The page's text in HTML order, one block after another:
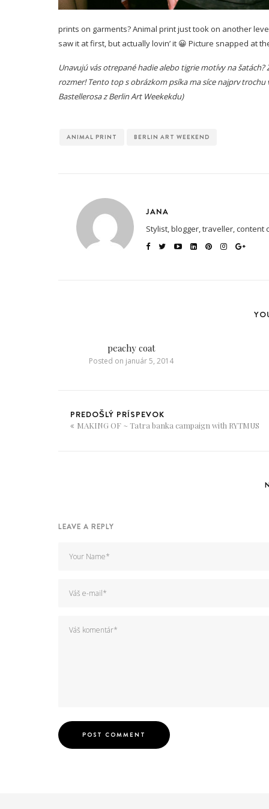
prints on garments? Animal print just took on another
saw it at first, but actually lovin’ it 😀 Picture snapped at
Unavujú vás otrepané hadie alebo tigrie motívy na
rozmer! Tento top s obrázkom psíka ma síce najprv
Bastellerosa z Berlin Art Weekekdu)
ANIMAL PRINT BERLIN ART WEEKEND
JANA
Stylist, blogger, traveller, content
peachy coat
Posted on január 5, 2014
PREDOŠLÝ PRÍSPEVOK
MAKING OF ~ Tatra banka campaign with RYTMUS
LEAVE A REPLY